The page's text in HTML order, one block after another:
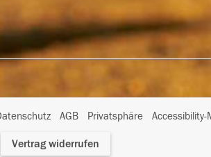
AGB Privatsphäre
I
Vertrag widerrufen